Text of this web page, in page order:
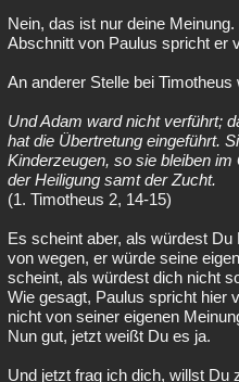
Nein, das ist nur deine
Abschnitt von Paulus spricht er
An anderer Stelle bei
Und Adam ward nicht verführt;
hat die Übertretung eingeführt.
Kinderzeugen, so sie bleiben
der Heiligung samt der Zucht.
(1. Timotheus 2, 14-15)
Es scheint aber, als würdest
von wegen, er würde seine
scheint, als würdest dich nicht
Wie gesagt, Paulus spricht hier
nicht von seiner eigenen
Nun gut, jetzt weißt Du es ja.
Und jetzt frag ich dich, willst Du